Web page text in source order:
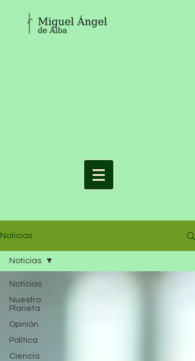
Noticias
Noticias
Nuestro
Planeta
Opinión
Política
Ciencia
Noticias